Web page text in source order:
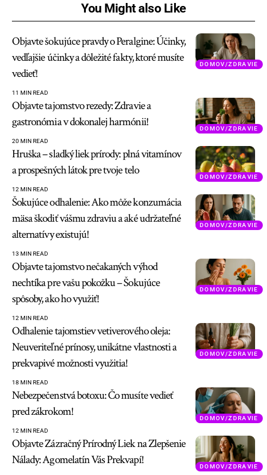
You Might also Like
DOMOV/ZDRAVIE
Objavte šokujúce pravdy o Peralgine: Účinky,
vedľajšie účinky a dôležité fakty, ktoré musíte
vedieť!
11 MIN READ
DOMOV/ZDRAVIE
Objavte tajomstvo rezedy: Zdravie a
gastronómia v dokonalej harmónii!
20 MIN READ
DOMOV/ZDRAVIE
Hruška – sladký liek prírody: plná vitamínov
a prospešných látok pre tvoje telo
12 MIN READ
DOMOV/ZDRAVIE
Šokujúce odhalenie: Ako môže konzumácia
mäsa škodiť vášmu zdraviu a aké udržateľné
alternatívy existujú!
13 MIN READ
DOMOV/ZDRAVIE
Objavte tajomstvo nečakaných výhod
nechtíka pre vašu pokožku – Šokujúce
spôsoby, ako ho využiť!
12 MIN READ
DOMOV/ZDRAVIE
Odhalenie tajomstiev vetiverového oleja:
Neuveriteľné prínosy, unikátne vlastnosti a
prekvapivé možnosti využitia!
18 MIN READ
DOMOV/ZDRAVIE
Nebezpečenstvá botoxu: Čo musíte vedieť
pred zákrokom!
12 MIN READ
DOMOV/ZDRAVIE
Objavte Zázračný Prírodný Liek na Zlepšenie
Nálady: Agomelatín Vás Prekvapí!